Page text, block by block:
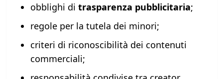
obblighi di trasparenza pubblicitaria;
regole per la tutela dei minori;
criteri di riconoscibilità dei contenuti
commerciali;